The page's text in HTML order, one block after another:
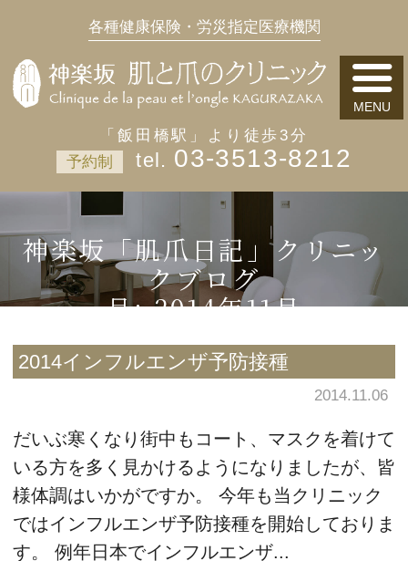
各種健康保険・労災指定医療機関
「飯田橋駅」より徒歩3分
予約制
03-3513-8212
神楽坂「肌爪日記」クリニッ
クブログ
月:2014年11月
2014インフルエンザ予防接種
2014.11.06
だいぶ寒くなり街中もコート、マスクを着けて
いる方を多く見かけるようになりましたが、皆
様体調はいかがですか。 今年も当クリニック
ではインフルエンザ予防接種を開始しておりま
す。 例年日本でインフルエンザ...